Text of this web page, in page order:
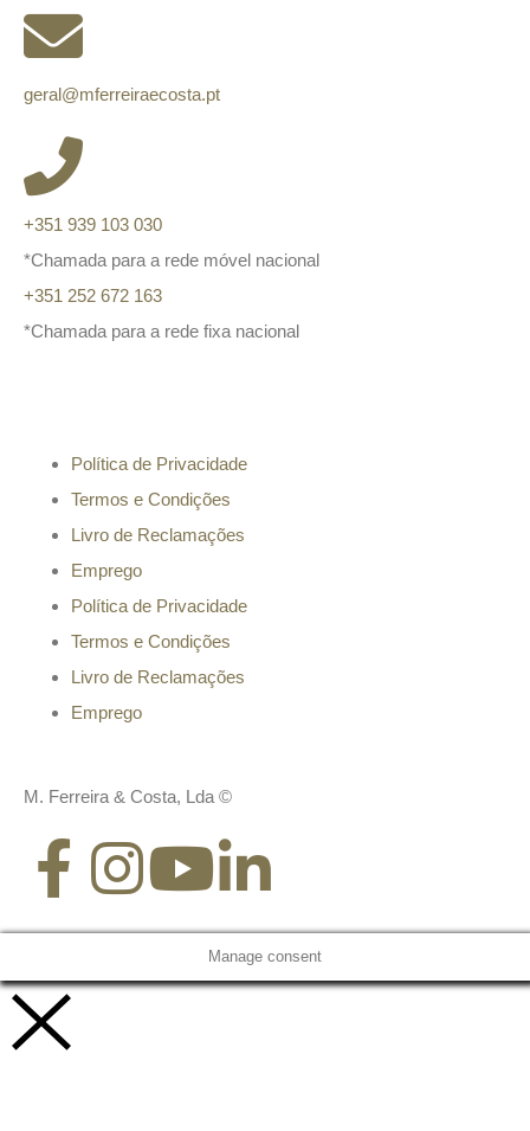
geral@mferreiraecosta.pt
+351 939 103 030
*Chamada para a rede móvel nacional
+351 252 672 163
*Chamada para a rede fixa nacional
Política de Privacidade
Termos e Condições
Livro de Reclamações
Emprego
Política de Privacidade
Termos e Condições
Livro de Reclamações
Emprego
M. Ferreira & Costa, Lda ©
Manage consent